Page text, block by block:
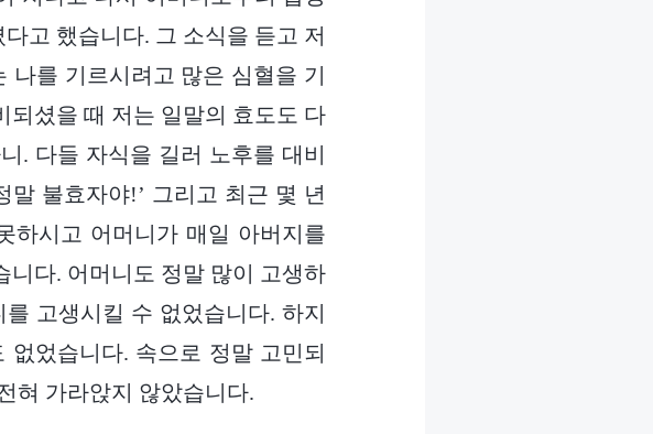
고 했습니다. 그 소식을 듣고 저
를 기르시려고 많은 심혈을 기
되셨을 때 저는 일말의 효도도 다
. 다들 자식을 길러 노후를 대비
불효자야!’ 그리고 최근 몇 년
하시고 어머니가 매일 아버지를
니다. 어머니도 정말 많이 고생하
고생시킬 수 없었습니다. 하지
었습니다. 속으로 정말 고민되
혀 가라앉지 않았습니다.